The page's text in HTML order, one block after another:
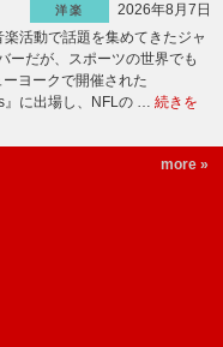
洋楽
2026年8月7日
活動で話題を集めてきたジャ
ーだが、スポーツの世界でも
ヨークで開催された
』に出場し、NFLの … 続きを
more »